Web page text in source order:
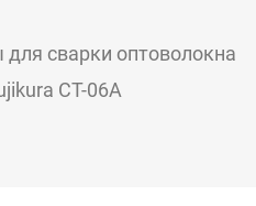
сварки оптоволокна
СТ-06А